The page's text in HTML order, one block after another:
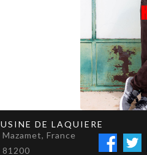
Mazamet, France
81200
USINE DE LAQUIERE